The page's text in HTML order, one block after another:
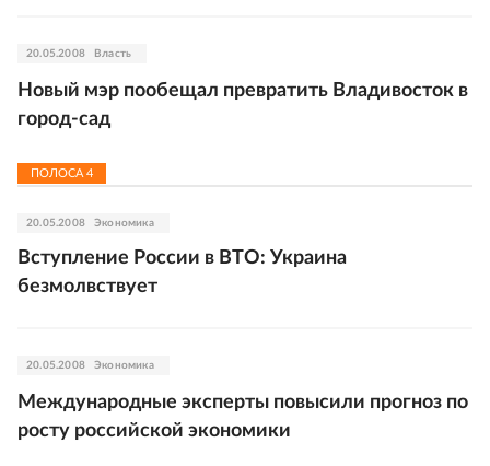
20.05.2008 Власть
Новый мэр пообещал превратить Владивосток в
город-сад
ПОЛОСА 4
20.05.2008 Экономика
Вступление России в ВТО: Украина
безмолвствует
20.05.2008 Экономика
Международные эксперты повысили прогноз по
росту российской экономики